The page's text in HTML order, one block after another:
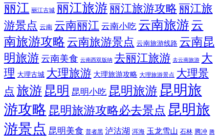
丽江 丽江古城 丽江旅游 丽江旅游攻略 丽江旅
游景点 云南 云南丽江 云南小吃 云南旅游 云
南旅游攻略 云南旅游景点 云南旅游线路 云南昆
明旅游 云南美食 云南西双版纳 去丽江旅游 去云南旅游 大
理 大理古城 大理旅游 大理旅游攻略 大理旅游景点 大理景
点 旅游 昆明 昆明小吃 昆明旅游 昆明旅
游攻略 昆明旅游攻略必去景点 昆明旅
游景点 昆明美食 普者黑 泸沽湖 洱海 玉龙雪山 石林 腾冲 腾